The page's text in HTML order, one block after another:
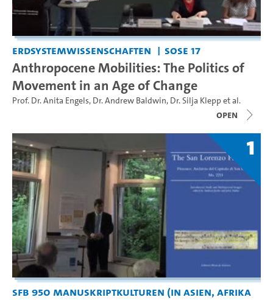
Erdsystemwissenschaften SoSe 17
Anthropocene Mobilities: The Politics of
Movement in an Age of Change
Prof. Dr. Anita Engels, Dr. Andrew Baldwin, Dr. Silja Kleppet al.
open
1
SFB 950 Manuskriptkulturen (in Asien, Afrika